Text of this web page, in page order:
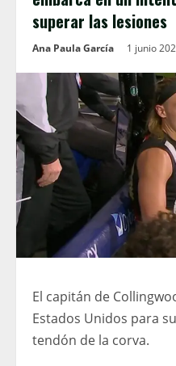
superar las lesiones
Ana Paula García 1 junio
El capitán de
Estados Unidos para
tendón de la corva.